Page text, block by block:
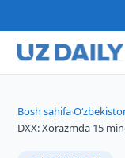
Bosh sahifa›
DXX: Xorazmda 15